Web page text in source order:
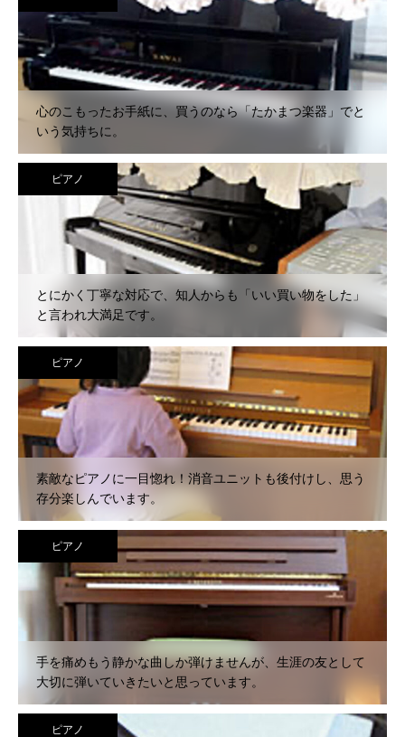
心のこもったお手紙に、買うのなら「たかまつ楽器」でと
いう気持ちに。
ピアノ
とにかく丁寧な対応で、知人からも「いい買い物をした」
と言われ大満足です。
ピアノ
素敵なピアノに一目惚れ！消音ユニットも後付けし、思う
存分楽しんでいます。
ピアノ
手を痛めもう静かな曲しか弾けませんが、生涯の友として
大切に弾いていきたいと思っています。
ピアノ